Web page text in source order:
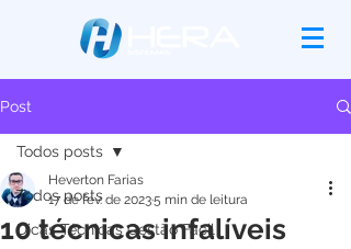
Post
Todos posts
Dicas Técnicas Gestão Fácil
Todos posts
10 técnicas infalíveis
Heverton Farias
17 de fev. de 20235 min de leitura